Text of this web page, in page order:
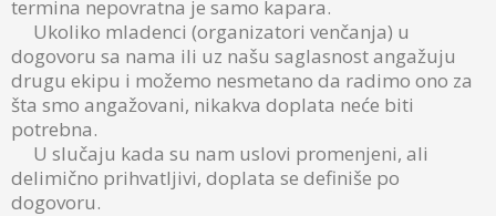
termina nepovratna je samo kapara.
Ukoliko mladenci (organizatori venčanja) u
dogovoru sa nama ili uz našu saglasnost angažuju
drugu ekipu i možemo nesmetano da radimo ono za
šta smo angažovani, nikakva doplata neće biti
potrebna.
U slučaju kada su nam uslovi promenjeni, ali
delimično prihvatljivi, doplata se definiše po
dogovoru.